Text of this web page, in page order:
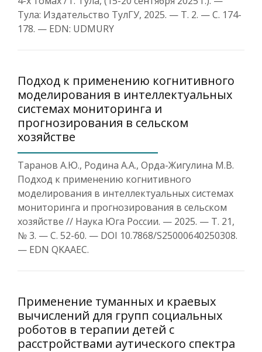
Тула: Издательство ТулГУ, 2025. — Т. 2. — С. 174-
178. — EDN: UDMURY
Подход к применению когнитивного
моделирования в интеллектуальных
системах мониторинга и
прогнозирования в сельском
хозяйстве
Таранов А.Ю., Родина А.А., Орда-Жигулина М.В.
Подход к применению когнитивного
моделирования в интеллектуальных системах
мониторинга и прогнозирования в сельском
хозяйстве // Наука Юга России. — 2025. — Т. 21,
№ 3. — С. 52-60. — DOI 10.7868/S25000640250308.
— EDN QKAAEC.
Применение туманных и краевых
вычислений для групп социальных
роботов в терапии детей с
расстройствами аутического спектра